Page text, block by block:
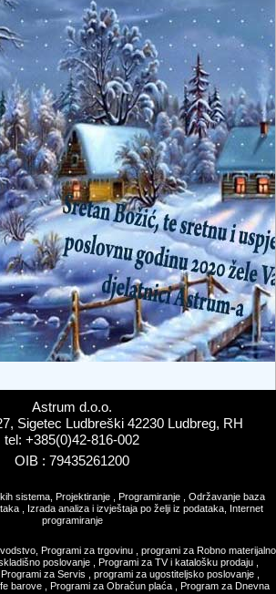
Astrum d.o.o.
Sigetec Ludbreški 42230 Ludbreg, RH
tel: +385(0)42-816-002
OIB : 79435261200
sistema, Projektiranje , Programiranje , Održavanje baza
, Izrada analiza i izvještaja po želji iz podataka, Internet
programiranje
Programi za trgovinu , programi za Robno materijalno
poslovanje , Programi za TV i katalošku prodaju ,
za Servis , programi za ugostiteljsko poslovanje ,
barove , Programi za Obračun plaća , Program za Dnevna